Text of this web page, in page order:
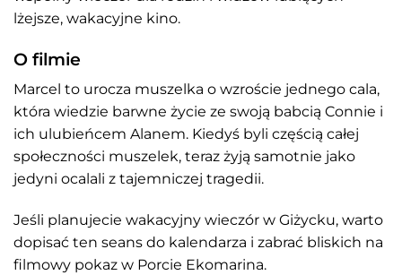
lżejsze, wakacyjne kino.
O filmie
Marcel to urocza muszelka o wzroście jednego cala,
która wiedzie barwne życie ze swoją babcią Connie i
ich ulubieńcem Alanem. Kiedyś byli częścią całej
społeczności muszelek, teraz żyją samotnie jako
jedyni ocalali z tajemniczej tragedii.
Jeśli planujecie wakacyjny wieczór w Giżycku, warto
dopisać ten seans do kalendarza i zabrać bliskich na
filmowy pokaz w Porcie Ekomarina.